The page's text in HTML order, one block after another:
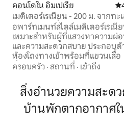
คอนโดใน อิมเปเรีย ค
เมดิเตอร์เรเนียน - 200 ม. จากท
รถส่วนตัว|เครื่องปรับอากาศ
อพาร์ทเมนท์สไตล์เมดิเตอร์เรเ
เหมาะสำหรับผู้ที่แสวงหาความผ่
และความสะดวกสบาย ประกอบด้วย: •
ห้องโถงทางเข้าพร้อมที่แขวนเสื้
นั่งเล่นแบบเปิดโล่งสว่างไสวพร้อม
น้ำวน • ห้องน้ำพร้อมฝักบัวอ
• ห้องนอน 2 ห้องพร้อมเตียงข
ไซส์และเครื่องปรับอากาศพร้อมร
ทำความสะอาดอากาศ • ระเบีย
ครอบครัว · สถานที่ · เข้าถึง
สิ่งอำนวยความสะด
บ้านพักตากอากาศใ